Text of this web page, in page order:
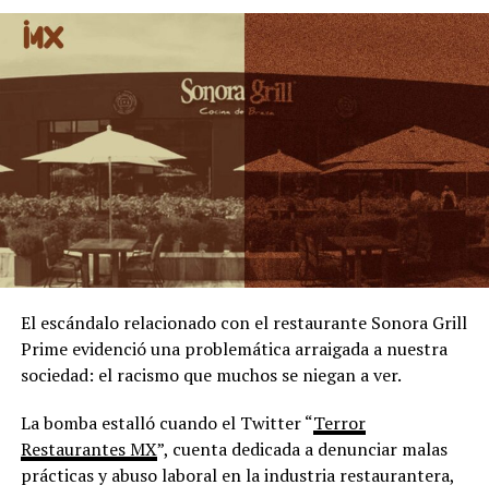
El escándalo relacionado con el restaurante Sonora Grill
Prime evidenció una problemática arraigada a nuestra
sociedad: el racismo que muchos se niegan a ver.
La bomba estalló cuando el Twitter “Terror
Restaurantes MX”, cuenta dedicada a denunciar malas
prácticas y abuso laboral en la industria restaurantera,